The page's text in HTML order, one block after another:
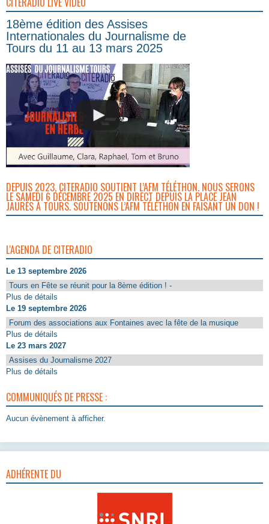
18ème édition des Assises
Internationales du Journalisme de
Tours du 11 au 13 mars 2025
DEPUIS 2023, CITERADIO SOUTIENT L’AFM TÉLÉTHON. NOUS SERONS
LE SAMEDI 6 DÉCEMBRE 2025 EN DIRECT DEPUIS LA PLACE JEAN
JAURÈS À TOURS. SOUTENONS L’AFM TÉLÉTHON EN FAISANT UN DON !
L'AGENDA DE CITERADIO
Le 13 septembre 2026
Tours en Fête se réunit pour la 8ème édition ! -
Plus de détails
Le 19 septembre 2026
Forum des associations aux Fontaines avec la fête de la musique
Plus de détails
Le 23 mars 2027
Assises du Journalisme 2027
Plus de détails
COMMUNIQUÉS DE PRESSE :
Aucun évènement à afficher.
ADHÉRENTE DU